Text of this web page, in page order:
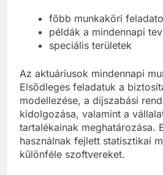
főbb munkaköri
példák a mindennapi
speciális területek
Az aktuáriusok mindennapi
Elsődleges feladatuk a
modellezése, a díjszabási
kidolgozása, valamint a
tartalékainak meghatározása.
használnak fejlett statisztikai
különféle szoftvereket.